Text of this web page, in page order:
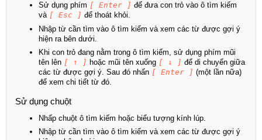
Sử dụng phím [ Enter ] để đưa con trỏ vào ô tìm kiếm
và [ Esc ] để thoát khỏi.
Nhập từ cần tìm vào ô tìm kiếm và xem các từ được gợi ý
hiện ra bên dưới.
Khi con trỏ đang nằm trong ô tìm kiếm, sử dụng phím mũi
tên lên [ ↑ ] hoặc mũi tên xuống [ ↓ ] để di chuyển giữa
các từ được gợi ý. Sau đó nhấn [ Enter ] (một lần nữa)
để xem chi tiết từ đó.
Sử dụng chuột
Nhấp chuột ô tìm kiếm hoặc biểu tượng kính lúp.
Nhập từ cần tìm vào ô tìm kiếm và xem các từ được gợi ý